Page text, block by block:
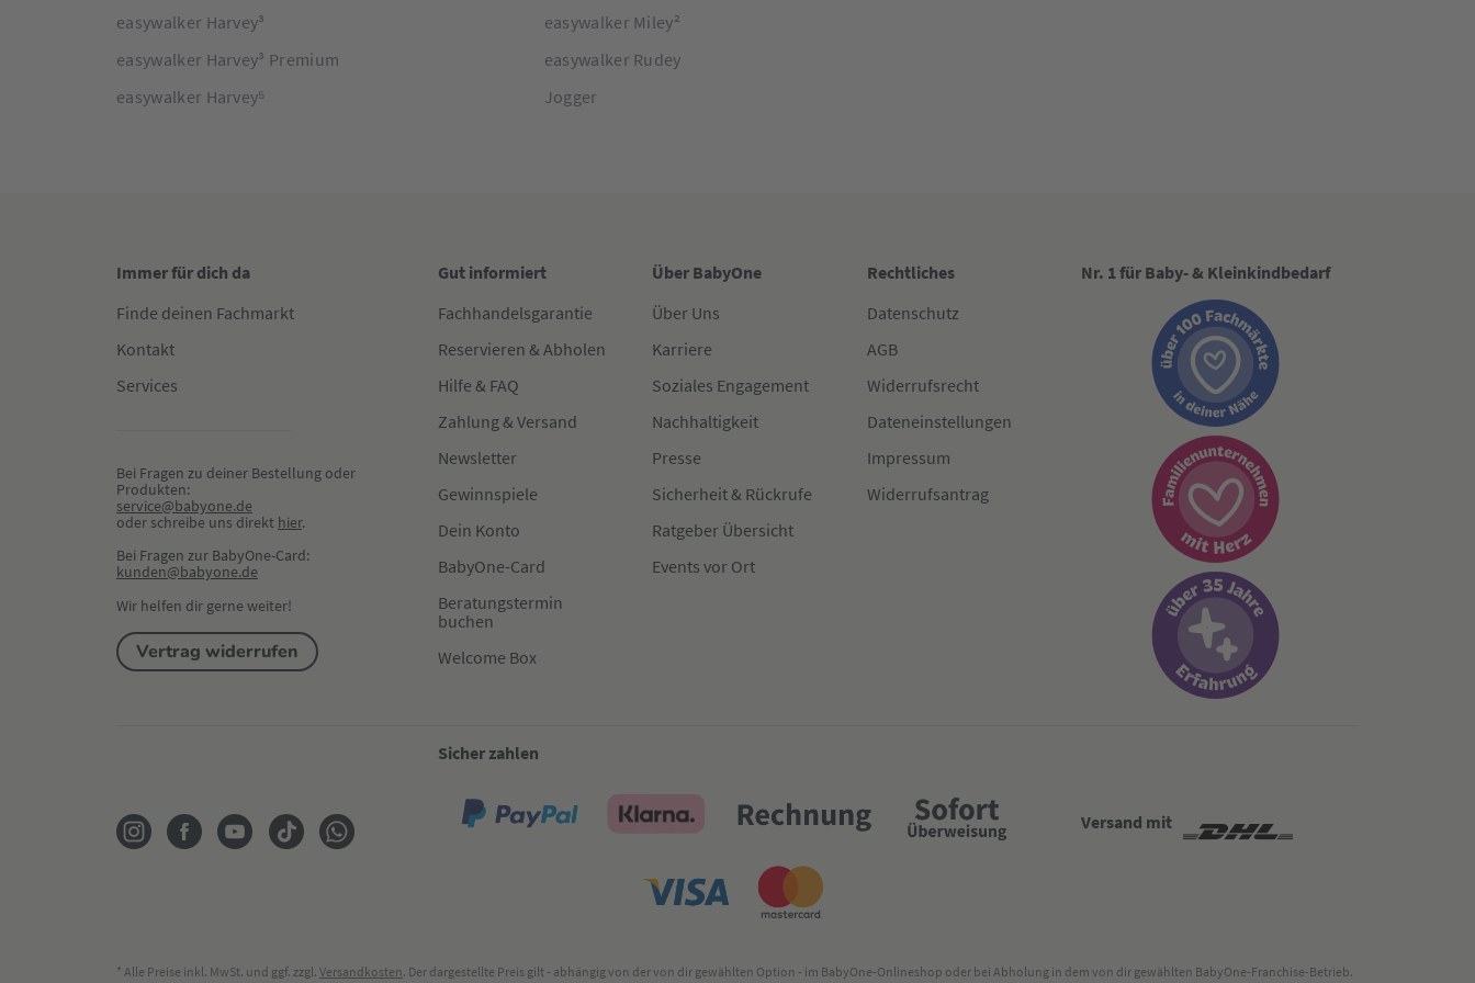
easywalker Harvey³
easywalker Harvey³ Premium
easywalker Harvey⁵
easywalker Miley²
easywalker Rudey
Jogger
Immer für dich da
Finde deinen Fachmarkt
Kontakt
Services
Bei Fragen zu deiner Bestellung oder
Produkten:
service@babyone.de
oder schreibe uns direkt hier.
Bei Fragen zur BabyOne-Card:
kunden@babyone.de
Wir helfen dir gerne weiter!
Vertrag widerrufen
Gut informiert
Fachhandelsgarantie
Reservieren & Abholen
Hilfe & FAQ
Zahlung & Versand
Newsletter
Gewinnspiele
Dein Konto
BabyOne-Card
Beratungstermin
buchen
Welcome Box
Über BabyOne
Über Uns
Karriere
Soziales Engagement
Nachhaltigkeit
Presse
Sicherheit & Rückrufe
Ratgeber Übersicht
Events vor Ort
Rechtliches
Datenschutz
AGB
Widerrufsrecht
Dateneinstellungen
Impressum
Widerrufsantrag
Nr. 1 für Baby- & Kleinkindbedarf
Sicher zahlen
Versand mit
* Alle Preise inkl. MwSt. und ggf. zzgl. Versandkosten. Der dargestellte Preis gilt - abhängig von der von dir gewählten Option - im BabyOne-Onlineshop oder bei Abholung in dem von dir gewählten BabyOne-Franchise-Betrieb.